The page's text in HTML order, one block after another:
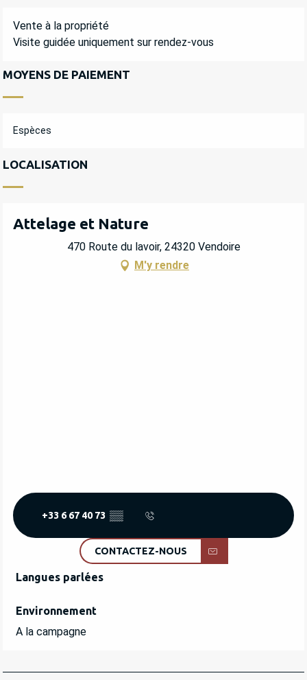
Vente à la propriété
Visite guidée uniquement sur rendez-vous
MOYENS DE PAIEMENT
Espèces
LOCALISATION
Attelage et Nature
470 Route du lavoir, 24320 Vendoire
M'y rendre
+33 6 67 40 73 ▒▒
CONTACTEZ-NOUS
Langues parlées
Langues parlées
Environnement
Environnement
A la campagne